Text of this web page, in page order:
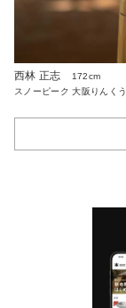
西林 正志
172cm
スノーピーク 大阪りんくう